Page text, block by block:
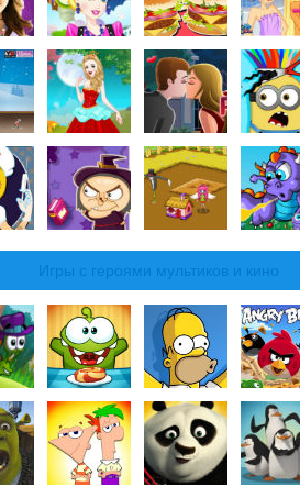
Игры с героями мультиков и кино